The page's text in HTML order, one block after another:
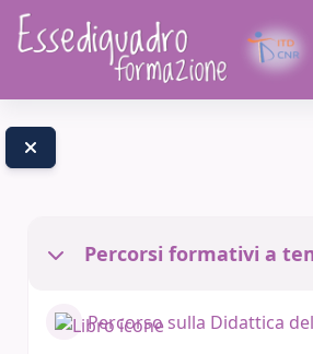
Vai al contenuto principale
Minimizza
Percorsi formativi a
Percorso sulla Didattica